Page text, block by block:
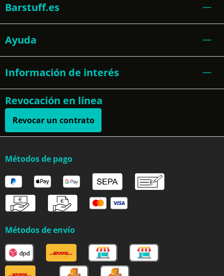
Barstuff.es
Ayuda
Información de interés
Revocación en línea
Revocar un contrato
Métodos de pago
Métodos de envío